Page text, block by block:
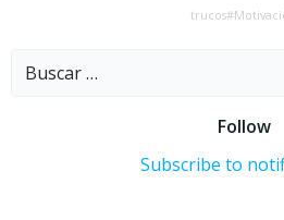
Buscar:
Follow
Subscribe to